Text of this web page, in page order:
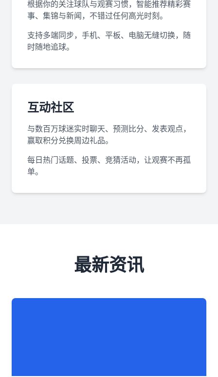
根据你的关注球队与观赛习惯，智能推荐精彩赛
事、集锦与新闻，不错过任何高光时刻。
支持多端同步，手机、平板、电脑无缝切换，随
时随地追球。
互动社区
与数百万球迷实时聊天、预测比分、发表观点，
赢取积分兑换周边礼品。
每日热门话题、投票、竞猜活动，让观赛不再孤
单。
最新资讯